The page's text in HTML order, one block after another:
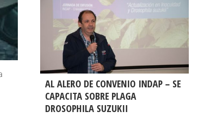
AL ALERO DE CONVENIO INDAP – SE
CAPACITA SOBRE PLAGA
DROSOPHILA SUZUKII